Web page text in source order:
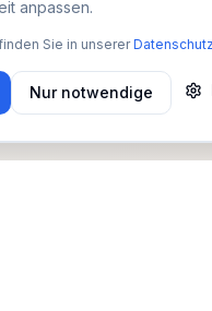
anpassen.
Sie in unserer
Nur notwendige